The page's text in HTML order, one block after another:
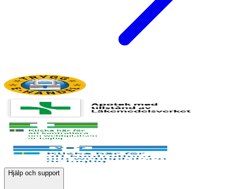
Hjälp och support